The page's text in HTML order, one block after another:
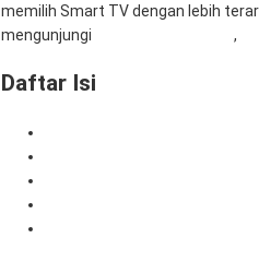
memilih Smart TV dengan lebih
mengunjungi
,
Daftar Isi